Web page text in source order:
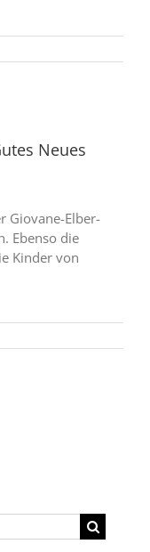
Neues
Giovane-Elber-
Ebenso die
Kinder von